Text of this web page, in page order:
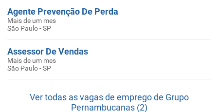
Agente Prevenção De Perda
Mais de um mes
São Paulo - SP
Assessor De Vendas
Mais de um mes
São Paulo - SP
Ver todas as vagas de emprego de Grupo
Pernambucanas (2)